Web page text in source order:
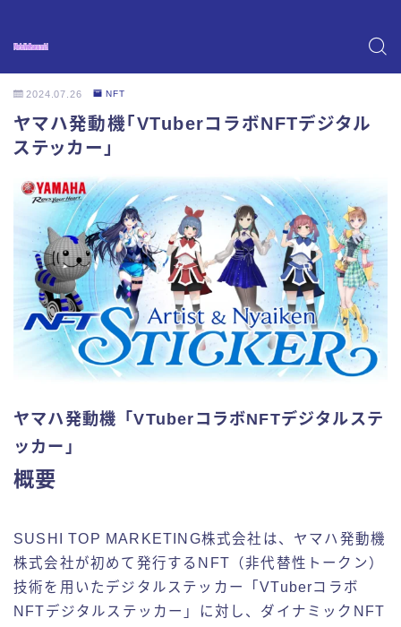
2024.07.26 NFT
ヤマハ発動機「VTuberコラボNFTデジタル
ステッカー」
ヤマハ発動機「VTuberコラボNFTデジタルステ
ッカー」
概要
SUSHI TOP MARKETING株式会社は、ヤマハ発動機
株式会社が初めて発行するNFT（非代替性トークン）
技術を用いたデジタルステッカー「VTuberコラボ
NFTデジタルステッカー」に対し、ダイナミックNFT